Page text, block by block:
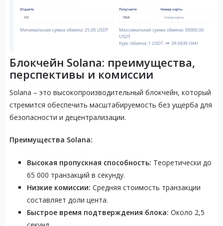
Блокчейн Solana: преимущества,
перспективы и комиссии
Solana – это высокопроизводительный блокчейн, который
стремится обеспечить масштабируемость без ущерба для
безопасности и децентрализации.
Преимущества Solana:
Высокая пропускная способность: Теоретически до
65 000 транзакций в секунду.
Низкие комиссии: Средняя стоимость транзакции
составляет доли цента.
Быстрое время подтверждения блока: Около 2,5